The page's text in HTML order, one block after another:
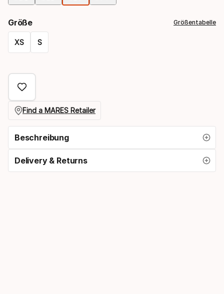
Größe Größentabelle
XS S
Option
Find a MARES Retailer
Beschreibung
Delivery & Returns